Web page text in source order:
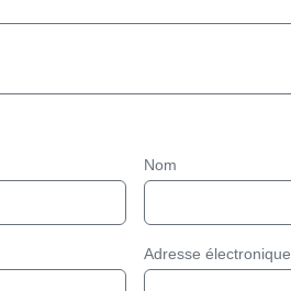
Nom
Adresse électronique